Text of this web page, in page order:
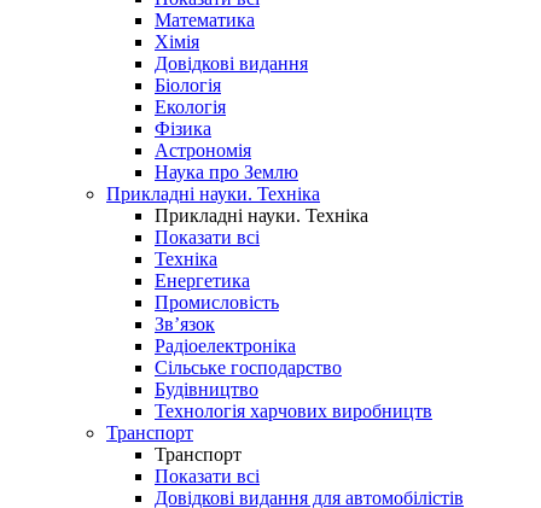
Математика
Хімія
Довідкові видання
Біологія
Екологія
Фізика
Астрономія
Наука про Землю
Прикладні науки. Техніка
Прикладні науки. Техніка
Показати всі
Техніка
Енергетика
Промисловість
Зв’язок
Радіоелектроніка
Сільське господарство
Будівництво
Технологія харчових виробництв
Транспорт
Транспорт
Показати всі
Довідкові видання для автомобілістів